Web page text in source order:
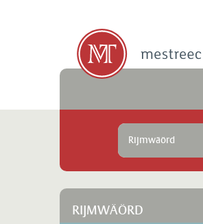
Rijmwäörd
RIJMWÄÖRD